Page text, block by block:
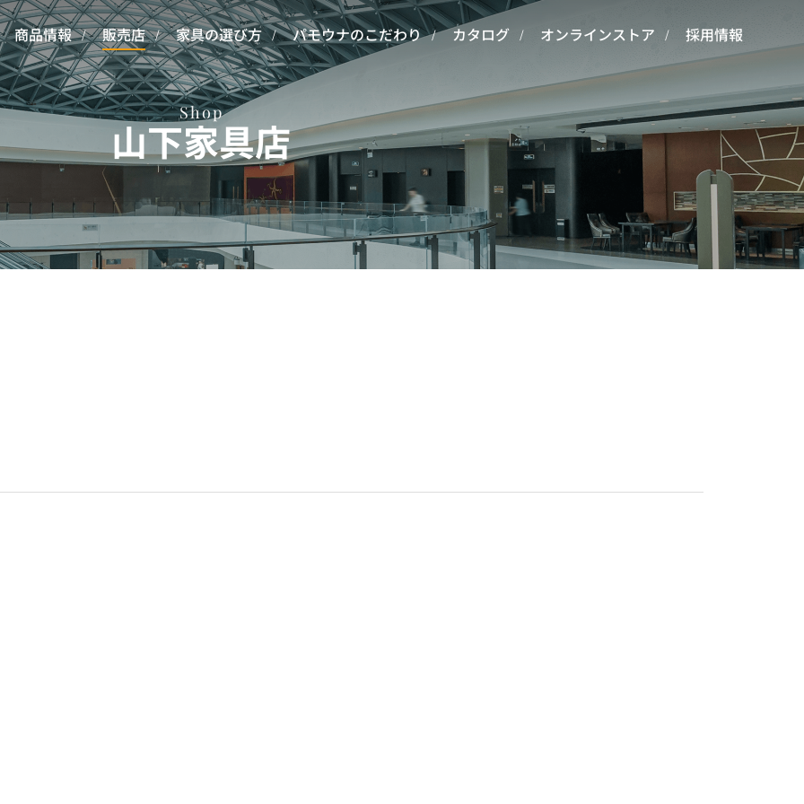
商品情報 販売店 家具の選び方 パモウナのこだわり カタログ オンラインストア 採用情報
Shop
山下家具店